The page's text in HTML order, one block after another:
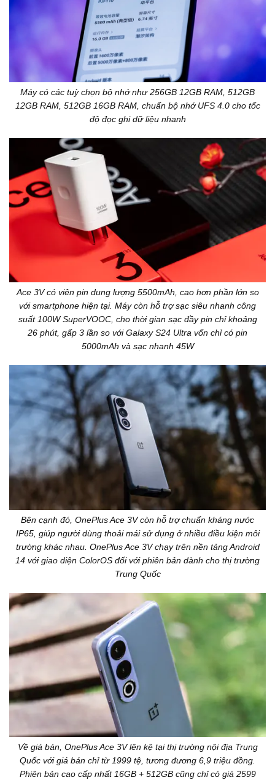
Máy có các tuỳ chọn bộ nhớ như 256GB 12GB RAM, 512GB
12GB RAM, 512GB 16GB RAM, chuẩn bộ nhớ UFS 4.0 cho tốc
độ đọc ghi dữ liệu nhanh
Ace 3V có viên pin dung lượng 5500mAh, cao hơn phần lớn so
với smartphone hiện tại. Máy còn hỗ trợ sạc siêu nhanh công
suất 100W SuperVOOC, cho thời gian sạc đầy pin chỉ khoảng
26 phút, gấp 3 lần so với Galaxy S24 Ultra vốn chỉ có pin
5000mAh và sạc nhanh 45W
Bên cạnh đó, OnePlus Ace 3V còn hỗ trợ chuẩn kháng nước
IP65, giúp người dùng thoải mái sử dụng ở nhiều điều kiện môi
trường khác nhau. OnePlus Ace 3V chạy trên nền tảng Android
14 với giao diện ColorOS đối với phiên bản dành cho thị trường
Trung Quốc
Về giá bán, OnePlus Ace 3V lên kệ tại thị trường nội địa Trung
Quốc với giá bán chỉ từ 1999 tệ, tương đương 6,9 triệu đồng.
Phiên bản cao cấp nhất 16GB + 512GB cũng chỉ có giá 2599